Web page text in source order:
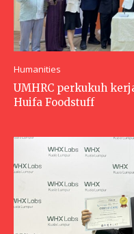
Humanities
UMHRC perkukuh
Huifa Foodstuff